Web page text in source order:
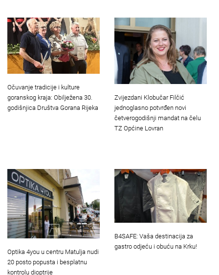
Očuvanje tradicije i kulture
goranskog kraja: Obilježena 30.
godišnjica Društva Gorana Rijeka
Zvijezdani Klobučar Filčić
jednoglasno potvrđen novi
četverogodišnji mandat na čelu
TZ Općine Lovran
Optika 4you u centru Matulja nudi
20 posto popusta i besplatnu
kontrolu dioptrije
B4SAFE: Vaša destinacija za
gastro odjeću i obuću na Krku!